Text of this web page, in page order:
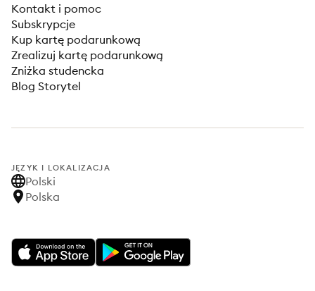
Kontakt i pomoc
Subskrypcje
Kup kartę podarunkową
Zrealizuj kartę podarunkową
Zniżka studencka
Blog Storytel
JĘZYK I LOKALIZACJA
Polski
Polska